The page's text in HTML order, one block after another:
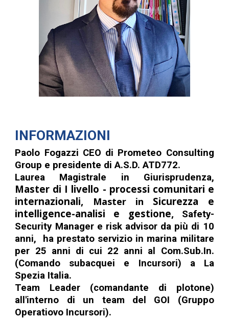
INFORMAZIONI
Paolo Fogazzi CEO di Prometeo Consulting
Group e presidente di A.S.D. ATD772.
Laurea Magistrale in Giurisprudenza,
Master di I livello - processi comunitari e
internazionali,
Master in Sicurezza e
intelligence-analisi e gestione,
Safety-
Security Manager e risk advisor da più di 10
anni, ha prestato servizio in marina militare
per 25 anni di cui 22 anni al Com.Sub.In.
(Comando subacquei e Incursori) a La
Spezia Italia.
Team Leader (comandante di plotone)
all'interno di un team del GOI (Gruppo
Operatiovo Incursori).